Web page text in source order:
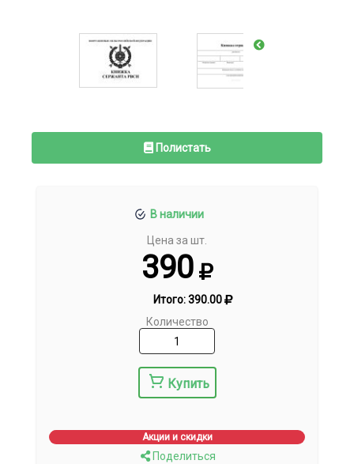
Полистать
В наличии
Цена за шт.
390
Итого:390.00
Количество
Купить
Акции и скидки
Поделиться